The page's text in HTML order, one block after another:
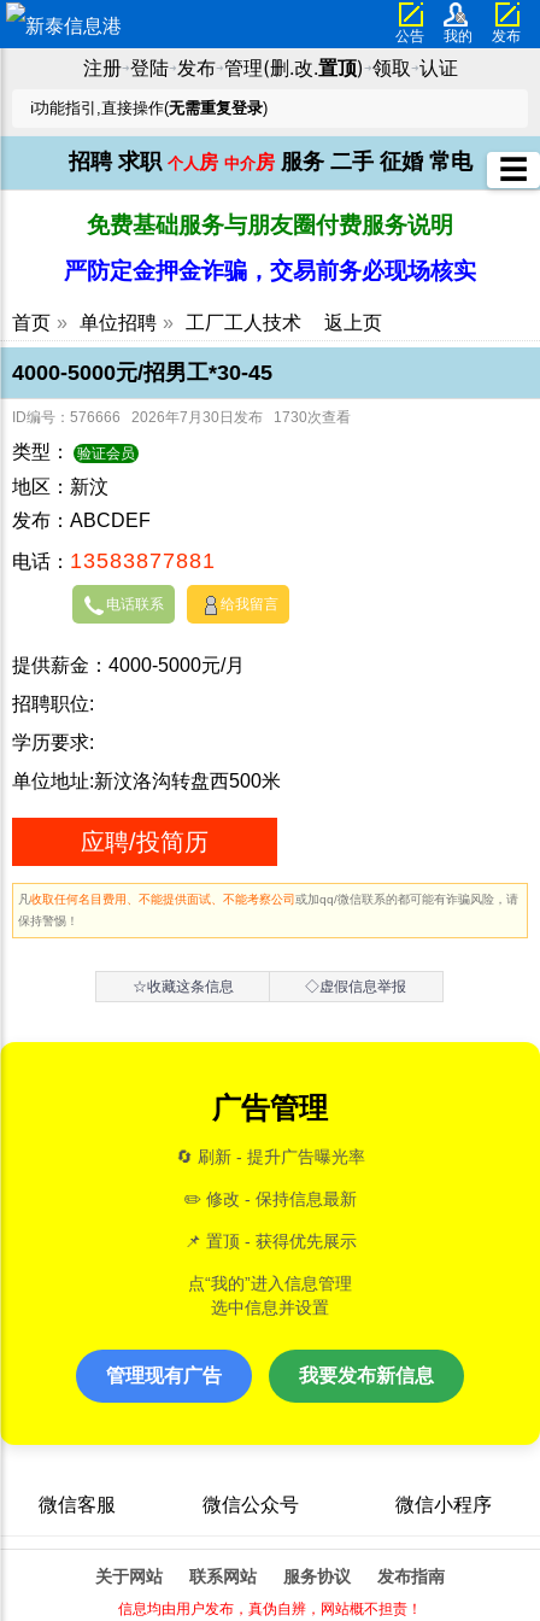
公告 我的 发布
注册➜登陆➜发布➜管理(删.改.置顶) ➜领取 ➜认证
ℹ️功能指引,直接操作(无需重复登录)
招聘 求职 个人 房 中介房 服务 二手 征婚 常电
免费基础服务与朋友圈付费服务说明
严防定金押金诈骗，交易前务必现场核实
首页 » 单位招聘 » 工厂工人技术 返上页
4000-5000元/招男工*30-45
ID编号：576666 2026年7月30日发布 1730次查看
类型： 验证会员
地区：新汶
发布：ABCDEF
电话： 13583877881
电话联系 给我留言
提供薪金：4000-5000元/月
招聘职位:
学历要求:
单位地址:新汶洛沟转盘西500米
应聘/投简历
凡收取任何名目费用、不能提供面试、不能考察公司或加qq/微信联系的都可能有诈骗风险，请
保持警惕！
☆收藏这条信息 ◇虚假信息举报
广告管理
🔄 刷新 - 提升广告曝光率
✏️ 修改 - 保持信息最新
📌 置顶 - 获得优先展示
点“我的”进入信息管理
选中信息并设置
管理现有广告 我要发布新信息
微信客服 微信公众号 微信小程序
关于网站 联系网站 服务协议 发布指南
信息均由用户发布，真伪自辨，网站概不担责！
☰